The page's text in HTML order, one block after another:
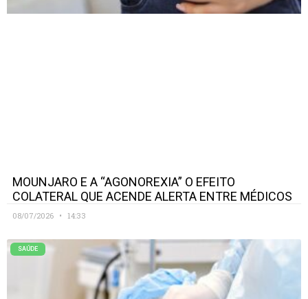
MOUNJARO E A “AGONOREXIA” O EFEITO
COLATERAL QUE ACENDE ALERTA ENTRE MÉDICOS
08/07/2026 14:33
SAÚDE